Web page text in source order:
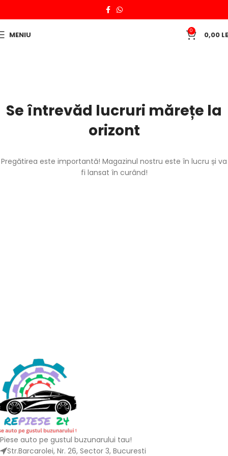
MENIU 0 0,00
Se întrevăd lucruri mărețe la
orizont
Pregătirea este importantă! Magazinul nostru este în lucru și va
fi lansat în curând!
Piese auto pe gustul buzunarului tau!
Str.Barcarolei, Nr. 26, Sector 3, Bucuresti